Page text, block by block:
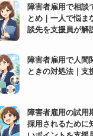
障害者雇用で相談
とめ｜一人で悩ま
談先を支援員が解
障害者雇用で人間
ときの対処法｜支
障害者雇用の試用
採用されるために